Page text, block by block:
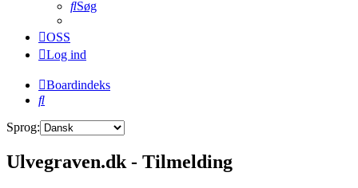
Søg
OSS
Log ind
Boardindeks
Søg
Sprog:
Ulvegraven.dk - Tilmelding